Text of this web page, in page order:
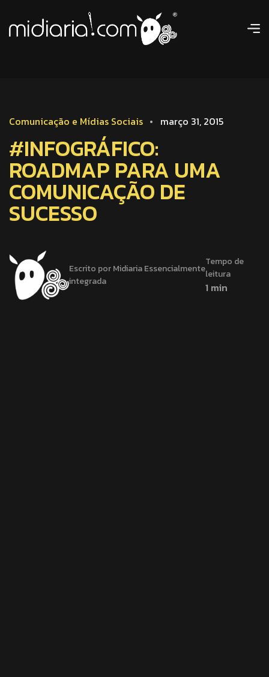
Comunicação e Mídias Sociais março 31, 2015
#INFOGRÁFICO:
ROADMAP PARA UMA
COMUNICAÇÃO DE
SUCESSO
Escrito por Midiaria Essencialmente
integrada
Tempo de
leitura
1 min